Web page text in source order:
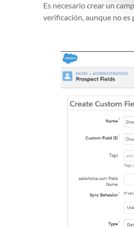
Es necesario crear un
verificación, aunque no es